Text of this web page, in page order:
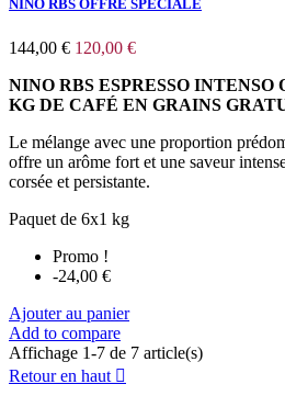
NINO RBS OFFRE SPÉCIALE
144,00 € 120,00 €
NINO RBS ESPRESSO INTENSO
KG DE CAFÉ EN GRAINS
Le mélange avec une proportion
offre un arôme fort et une saveur
corsée et persistante.
Paquet de 6x1 kg
Promo !
-24,00 €
Ajouter au panier
Add to compare
Affichage 1-7 de 7 article(s)
Retour en haut 